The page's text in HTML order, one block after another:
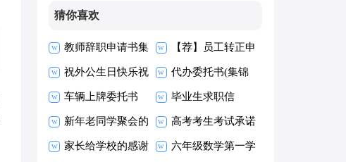
猜你喜欢
教师辞职申请书集
合15篇
【荐】员工转正申
请书
祝外公生日快乐祝
福语
代办委托书(集锦
15篇)
车辆上牌委托书 毕业生求职信
【热】
新年老同学聚会的
祝酒词
高考考生考试承诺
书15篇
家长给学校的感谢 六年级数学第一学